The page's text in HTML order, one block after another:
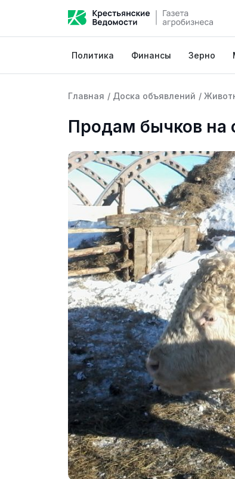
Политика Финансы Зерно
Главная / Доска объявлений /
Продам бычков на